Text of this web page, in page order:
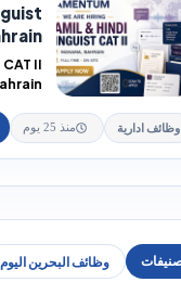
II
وظائف ادارية منذ 25 يوم
وظائف البحرين اليوم